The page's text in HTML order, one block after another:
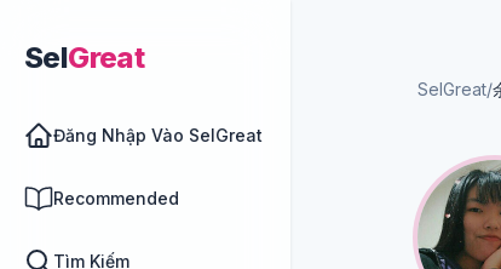
SelGreat
Đăng Nhập Vào SelGreat
Recommended
Tìm Kiếm
SelGreat/